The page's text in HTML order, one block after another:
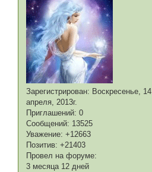
Зарегистрирован: Воскресенье, 14
апреля, 2013г.
Приглашений: 0
Сообщений: 13525
Уважение: +12663
Позитив: +21403
Провел на форуме:
3 месяца 12 дней